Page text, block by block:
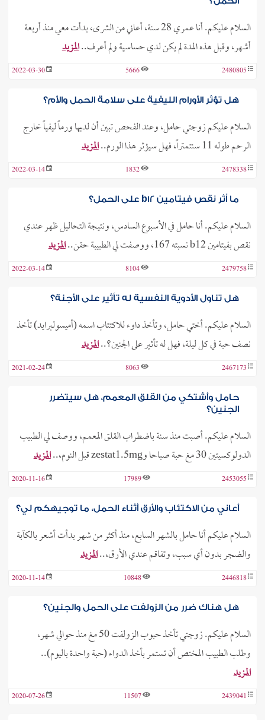
السلام عليكم. أنا عمري 28 سنة، أعاني من الشرى، بدأت معي منذ أربعة
أشهر، وقبل هذه المدة لم يكن لدي حساسية ولم أعرف..المزيد
2480805
5666
2022-03-30
هل تؤثر الأورام الليفية على سلامة الحمل والأم؟
السلام عليكم زوجتي حامل، وعند الفحص تبين أن لديها ورماً ليفياً خارج
الرحم طوله 11 سنتمتراً، فهل سيؤثر هذا الورم..
المزيد
2478338
1832
2022-03-14
ما أثر نقص فيتامين b12 على الحمل؟
السلام عليكم. أنا حامل في الأسبوع السادس، ونتيجة التحاليل ظهر عندي
نقص بفيتامين b12 نسبته 167، ووصفت لي الطبيبة حقن..
المزيد
2479758
8104
2022-03-14
هل تناول الأدوية النفسية له تأثير على الأجنة؟
السلام عليكم. أختي حامل، وتأخذ داوء للاكتئاب اسمه (أميسولبرايد) تأخذ
نصف حبة في كل ليلة، فهل له تأثير على الجنين؟..المزيد
2467173
8063
2021-02-24
حامل وأشتكي من القلق المعمم، هل سيتضرر
الجنين؟
السلام عليكم. أصبت منذ سنة باضطراب القلق المعمم، ووصف لي الطبيب
الدولوكسيتين 30 مغ حبة صباحا وzestat1.5mg قبل النوم،..
المزيد
2453055
17989
2020-11-16
أعاني من الاكتئاب والأرق أثناء الحمل، ما توجيهكم لي؟
السلام عليكم أنا حامل بالشهر السابع، منذ أكثر من شهر بدأت أشعر بالكآبة
والضجر بدون أي سبب، وتفاقم عندي الأرق،..المزيد
2446818
10848
2020-11-14
هل هناك ضرر من الزولفت على الحمل والجنين؟
السلام عليكم. زوجتي تأخذ حبوب الزولفت 50 مغ منذ حوالي شهر،
وطلب الطبيب المختص أن تستمر بأخذ الدواء (حبة واحدة باليوم)..
المزيد
2439041
11507
2020-07-26